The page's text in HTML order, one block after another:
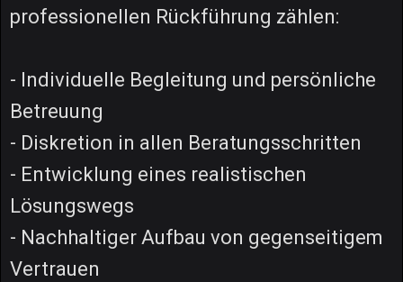
professionellen Rückführung zählen:
- Individuelle Begleitung und persönliche
Betreuung
- Diskretion in allen Beratungsschritten
- Entwicklung eines realistischen
Lösungswegs
- Nachhaltiger Aufbau von gegenseitigem
Vertrauen